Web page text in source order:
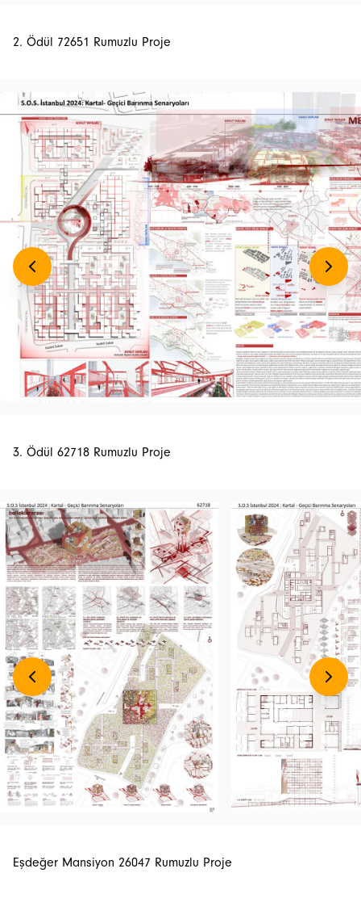
2. Ödül 72651 Rumuzlu Proje
3. Ödül 62718 Rumuzlu Proje
Eşdeğer Mansiyon 26047 Rumuzlu Proje